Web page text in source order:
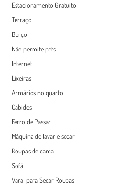
Estacionamento Gratuito
Terraço
Berço
Não permite pets
Internet
Lixeiras
Armários no quarto
Cabides
Ferro de Passar
Máquina de lavar e secar
Roupas de cama
Sofá
Varal para Secar Roupas